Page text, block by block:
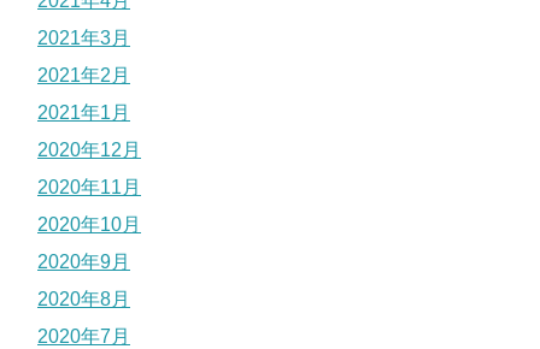
2021年3月
2021年2月
2021年1月
2020年12月
2020年11月
2020年10月
2020年9月
2020年8月
2020年7月